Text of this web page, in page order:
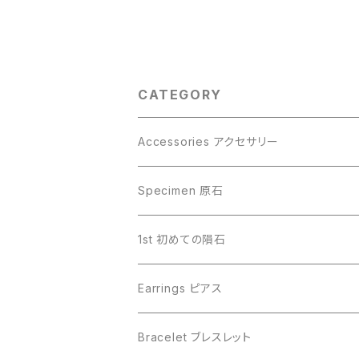
CATEGORY
Accessories アクセサリー
Gibeon ギベオン
Aletai アルタイ
Campo del Cielo カンポデルシエロ
Muonionalusta ムオニオナルスタ
Specimen 原石
Gibeon ギベオン
Campo del Cielo カンポデルシエロ
Aletai アルタイ
1st 初めての隕石
Earrings ピアス
Bracelet ブレスレット